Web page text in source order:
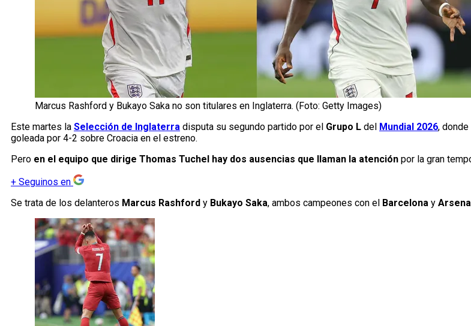
Marcus Rashford y Bukayo Saka no son titulares en Inglaterra. (Foto: Getty Images)
Este martes la Selección de Inglaterra disputa su segundo partido por el Grupo L del Mundial 2026,
goleada por 4-2 sobre Croacia en el estreno.
Pero en el equipo que dirige Thomas Tuchel hay dos ausencias que llaman la atención por la gran
+ Seguinos en
Se trata de los delanteros Marcus Rashford y Bukayo Saka, ambos campeones con el Barcelona y Arsenal